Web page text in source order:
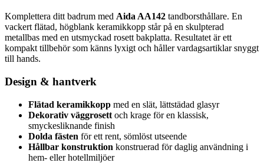
Komplettera ditt badrum med Aida AA142 tandborsthållare. En
vackert flätad, högblank keramikkopp står på en skulpterad
metallbas med en utsmyckad rosett bakplatta. Resultatet är ett
kompakt tillbehör som känns lyxigt och håller vardagsartiklar snyggt
till hands.
Design & hantverk
Flätad keramikkopp med en slät, lättstädad glasyr
Dekorativ väggrosett och krage för en klassisk,
smyckesliknande finish
Dolda fästen för ett rent, sömlöst utseende
Hållbar konstruktion konstruerad för daglig användning i
hem- eller hotellmiljöer